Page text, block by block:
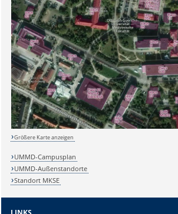
Sicherheitsabfrage:
Lösung:
Größere Karte anzeigen
UMMD-Campusplan
UMMD-Außenstandorte
Standort MKSE